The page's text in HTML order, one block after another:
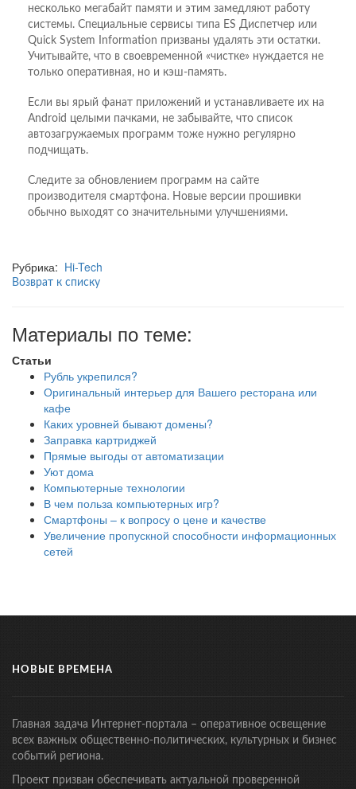
несколько мегабайт памяти и этим замедляют работу
системы. Специальные сервисы типа ES Диспетчер или
Quick System Information призваны удалять эти остатки.
Учитывайте, что в своевременной «чистке» нуждается не
только оперативная, но и кэш-память.
Если вы ярый фанат приложений и устанавливаете их на
Android целыми пачками, не забывайте, что список
автозагружаемых программ тоже нужно регулярно
подчищать.
Следите за обновлением программ на сайте
производителя смартфона. Новые версии прошивки
обычно выходят со значительными улучшениями.
Рубрика: Hi-Tech
Возврат к списку
Материалы по теме:
Статьи
Рубль укрепился?
Оригинальный интерьер для Вашего ресторана или
кафе
Каких уровней бывают домены?
Заправка картриджей
Прямые выгоды от автоматизации
Уют дома
Компьютерные технологии
В чем польза компьютерных игр?
Смартфоны – к вопросу о цене и качестве
Увеличение пропускной способности информационных
сетей
НОВЫЕ ВРЕМЕНА
Главная задача Интернет-портала – оперативное освещение
всех важных общественно-политических, культурных и бизнес
событий региона.
Проект призван обеспечивать актуальной проверенной